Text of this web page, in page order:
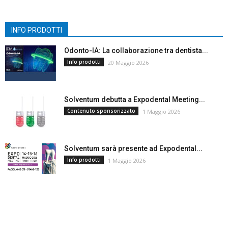
INFO PRODOTTI
Odonto-IA: La collaborazione tra dentista...
Info prodotti 20 Maggio 2026
Solventum debutta a Expodental Meeting...
Contenuto sponsorizzato 1 Maggio 2026
Solventum sarà presente ad Expodental...
Info prodotti 1 Maggio 2026